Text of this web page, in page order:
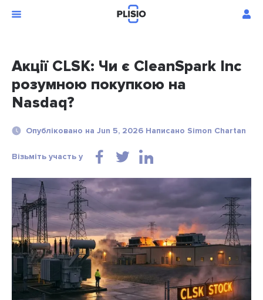
Акції CLSK: Чи є CleanSpark Inc
розумною покупкою на
Nasdaq?
Опубліковано на Jun 5, 2026 Написано Simon Chartan
Візьміть участь у